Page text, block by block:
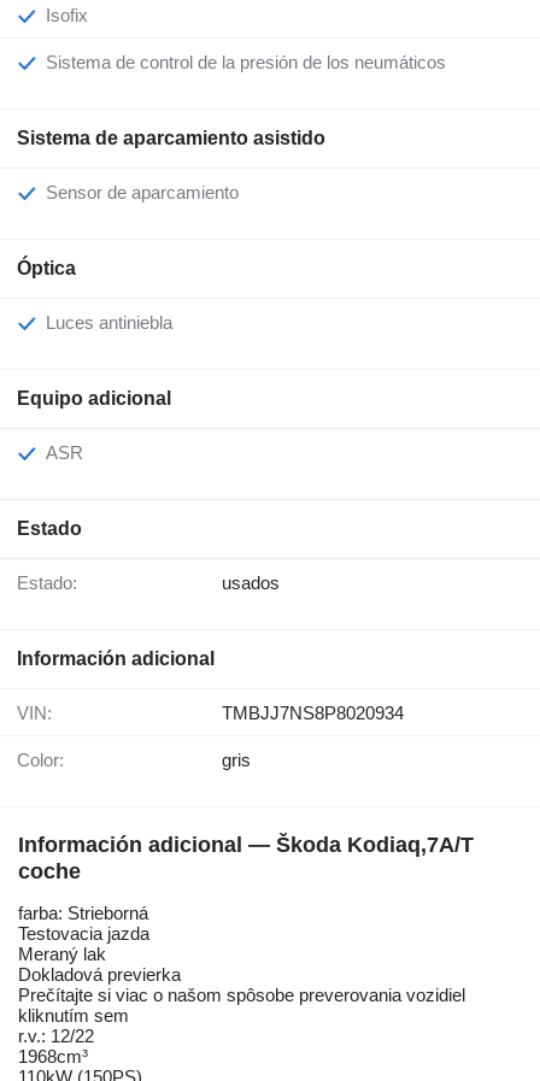
Isofix
Sistema de control de la presión de los neumáticos
Sistema de aparcamiento asistido
Sensor de aparcamiento
Óptica
Luces antiniebla
Equipo adicional
ASR
Estado
Estado: usados
Información adicional
VIN: TMBJJ7NS8P8020934
Color: gris
Información adicional — Škoda Kodiaq,7A/T
coche
farba: Strieborná
Testovacia jazda
Meraný lak
Dokladová previerka
Prečítajte si viac o našom spôsobe preverovania vozidiel
kliknutím sem
r.v.: 12/22
1968cm³